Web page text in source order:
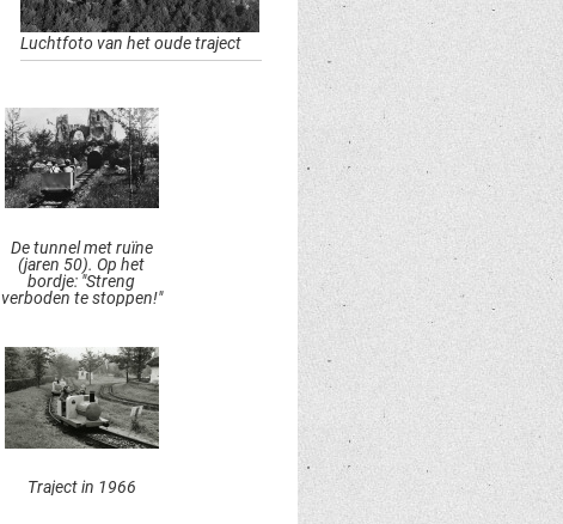
Luchtfoto van het oude traject
De tunnel met ruïne
(jaren 50). Op het
bordje: "Streng
verboden te stoppen!"
Traject in 1966